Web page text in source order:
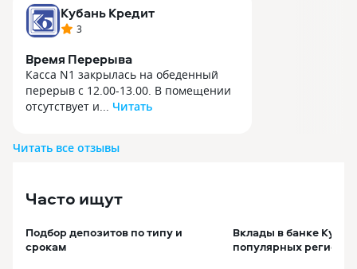
Кубань Кредит
3
Время Перерыва
Касса N1 закрылась на обеденный
перерыв с 12.00-13.00. В помещении
отсутствует и... Читать
отсутствует информация об
работают без перерыва.???? Очень
Читать все отзывы
Часто ищут
Подбор депозитов по типу и
срокам
Вклады в банке
популярных регионах